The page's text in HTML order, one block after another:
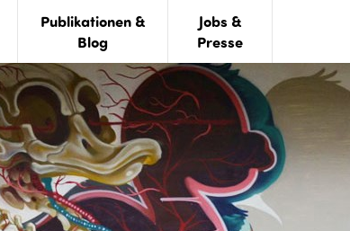
Publikationen &
Blog
Jobs &
Presse